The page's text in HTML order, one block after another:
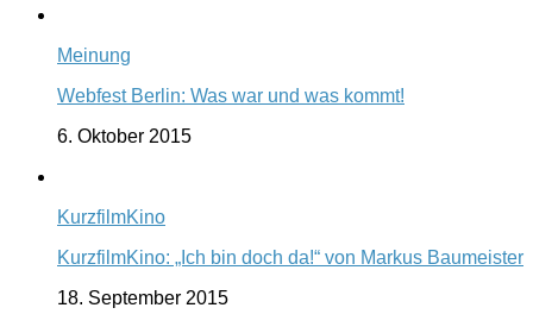
Meinung
Webfest Berlin: Was war und was kommt!
6. Oktober 2015
KurzfilmKino
KurzfilmKino: „Ich bin doch da!“ von Markus Baumeister
18. September 2015